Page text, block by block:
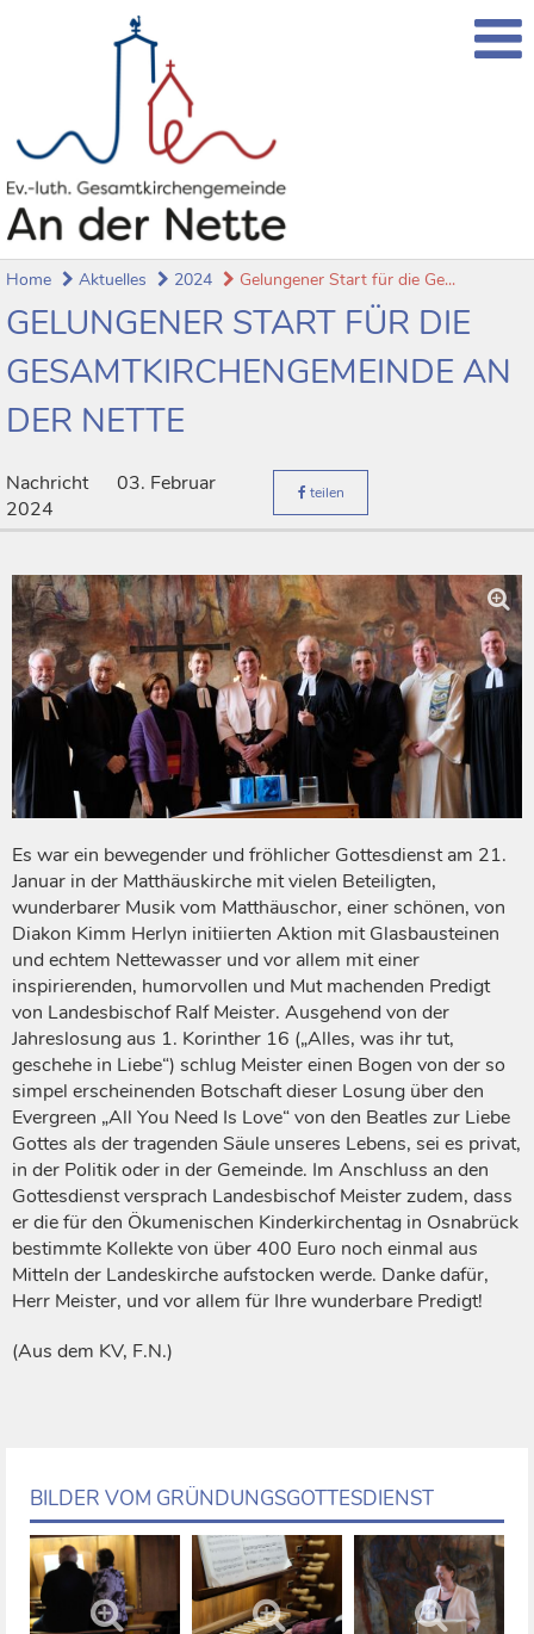
Home Aktuelles 2024 Gelungener Start für die Ge...
GELUNGENER START FÜR DIE
GESAMTKIRCHENGEMEINDE AN
DER NETTE
Nachricht
03. Februar
2024
teilen
Es war ein bewegender und fröhlicher Gottesdienst am 21.
Januar in der Matthäuskirche mit vielen Beteiligten,
wunderbarer Musik vom Matthäuschor, einer schönen, von
Diakon Kimm Herlyn initiierten Aktion mit Glasbausteinen
und echtem Nettewasser und vor allem mit einer
inspirierenden, humorvollen und Mut machenden Predigt
von Landesbischof Ralf Meister. Ausgehend von der
Jahreslosung aus 1. Korinther 16 („Alles, was ihr tut,
geschehe in Liebe“) schlug Meister einen Bogen von der so
simpel erscheinenden Botschaft dieser Losung über den
Evergreen „All You Need Is Love“ von den Beatles zur Liebe
Gottes als der tragenden Säule unseres Lebens, sei es privat,
in der Politik oder in der Gemeinde. Im Anschluss an den
Gottesdienst versprach Landesbischof Meister zudem, dass
er die für den Ökumenischen Kinderkirchentag in Osnabrück
bestimmte Kollekte von über 400 Euro noch einmal aus
Mitteln der Landeskirche aufstocken werde. Danke dafür,
Herr Meister, und vor allem für Ihre wunderbare Predigt!
(Aus dem KV, F.N.)
BILDER VOM GRÜNDUNGSGOTTESDIENST